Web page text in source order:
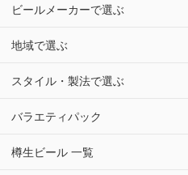
ビールメーカーで選ぶ
地域で選ぶ
スタイル・製法で選ぶ
バラエティパック
樽生ビール 一覧